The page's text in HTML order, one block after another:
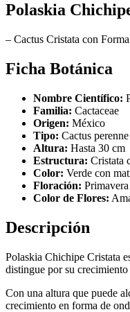
Polaskia
– Cactus Cristata con
Ficha Botánica
Nombre Científico:
Familia: Cactaceae
Origen: México
Tipo: Cactus perenne
Altura: Hasta 30 cm
Estructura: Cristata
Color: Verde con
Floración:
Color de Flores:
Descripción
Polaskia Chichipe Cristata
distingue por su
Con una altura que puede
crecimiento en forma de